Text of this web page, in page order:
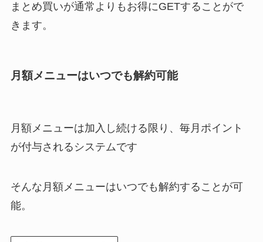
まとめ買いが通常よりもお得にGETすることがで
きます。
月額メニューはいつでも解約可能
月額メニューは加入し続ける限り、毎月ポイント
が付与されるシステムです
そんな月額メニューはいつでも解約することが可
能。